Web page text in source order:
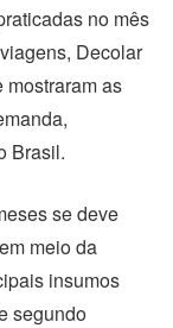
no mês
Decolar
as
Brasil.
se deve
meio da
insumos
segundo